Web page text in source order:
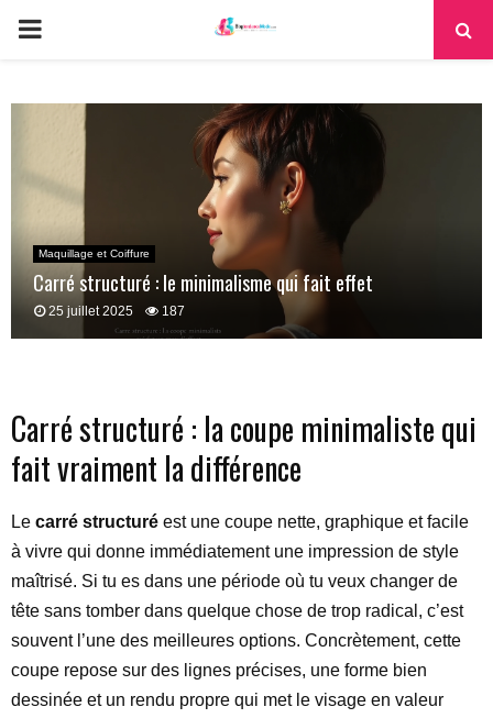
PRIMARY
Maquillage et Coiffure
Carré structuré : le minimalisme qui fait effet
25 juillet 2025 187
Carré structuré : la coupe minimaliste qui
fait vraiment la différence
Le carré structuré est une coupe nette, graphique et facile
à vivre qui donne immédiatement une impression de style
maîtrisé. Si tu es dans une période où tu veux changer de
tête sans tomber dans quelque chose de trop radical, c’est
souvent l’une des meilleures options. Concrètement, cette
coupe repose sur des lignes précises, une forme bien
dessinée et un rendu propre qui met le visage en valeur